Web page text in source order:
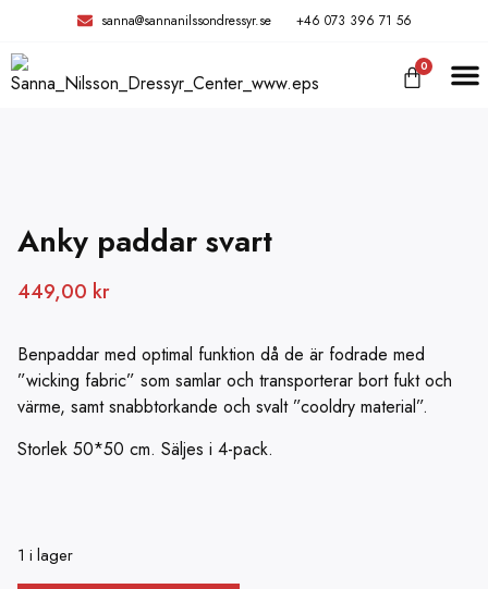
sanna@sannanilssondressyr.se +46 073 396 71 56
0
Anky paddar svart
449,00 kr
Benpaddar med optimal funktion då de är fodrade med
”wicking fabric” som samlar och transporterar bort fukt och
värme, samt snabbtorkande och svalt ”cooldry material”.
Storlek 50*50 cm. Säljes i 4-pack.
1 i lager